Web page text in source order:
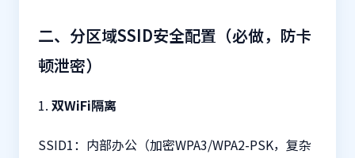
二、分区域SSID安全配置（必做，防卡
顿泄密）
1. 双WiFi隔离
SSID1：内部办公（加密WPA3/WPA2-PSK，复杂